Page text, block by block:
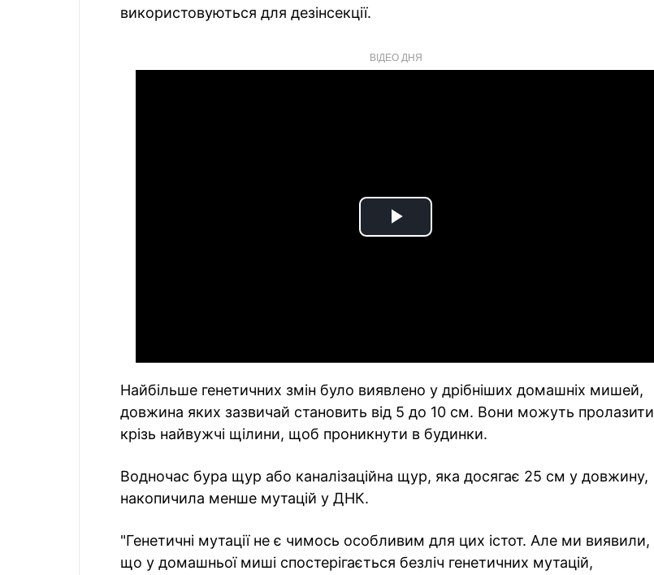
використовуються для дезінсекції.
ВІДЕО ДНЯ
Play
Найбільше генетичних змін було виявлено у дрібніших домашніх мишей,
довжина яких зазвичай становить від 5 до 10 см. Вони можуть пролазити
крізь найвужчі щілини, щоб проникнути в будинки.
Водночас бура щур або каналізаційна щур, яка досягає 25 см у довжину,
накопичила менше мутацій у ДНК.
"Генетичні мутації не є чимось особливим для цих істот. Але ми виявили,
що у домашньої миші спостерігається безліч генетичних мутацій,